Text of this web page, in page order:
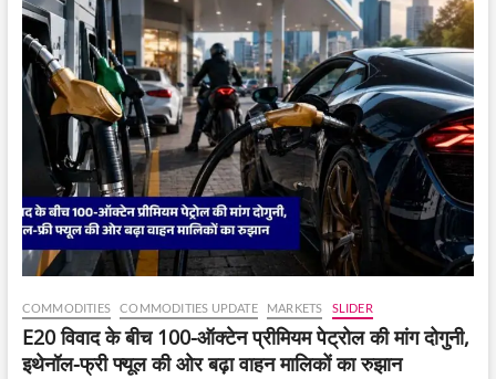
COMMODITIES COMMODITIES UPDATE MARKETS SLIDER
E20 विवाद के बीच 100-ऑक्टेन प्रीमियम पेट्रोल की मांग दोगुनी,
इथेनॉल-फ्री फ्यूल की ओर बढ़ा वाहन मालिकों का रुझान